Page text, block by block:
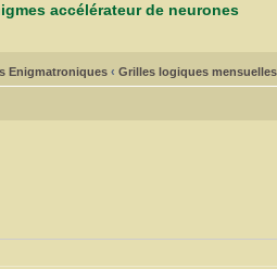
accélérateur de neurones
Enigmatroniques ‹ Grilles logiques mensuelles